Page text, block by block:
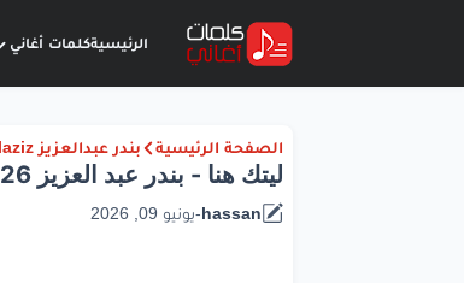
الرئيسيةكلمات أغاني
الصفحة الرئيسية بندر عبدالعزيز Bandar Abdulaziz
ليتك هنا - بندر عبد العزيز Lyrics Laytik Huna | 2026
hassan
-يونيو 09, 2026